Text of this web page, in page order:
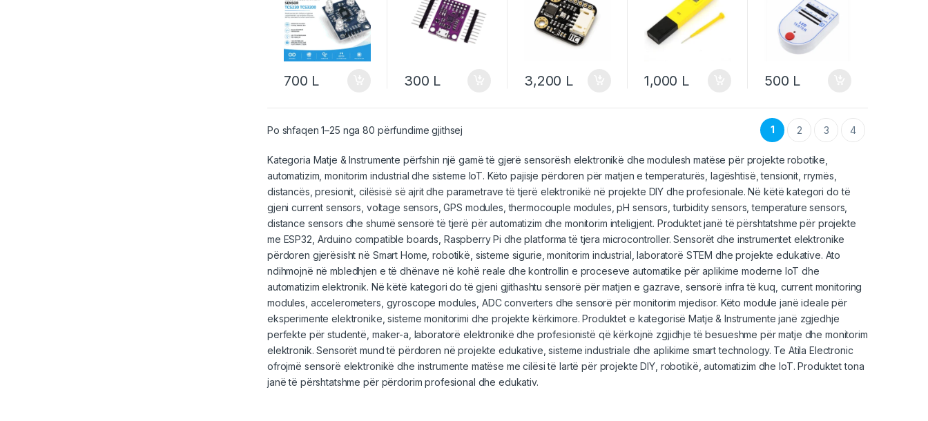
700 L 300 L
Pressure
3,200 L 1,000 L 500 L
Po shfaqen 1–25 nga 80 përfundime gjithsej 1 2 3 4
Kategoria Matje & Instrumente përfshin një gamë të gjerë sensorësh elektronikë dhe modulesh matëse për projekte robotike,
automatizim, monitorim industrial dhe sisteme IoT. Këto pajisje përdoren për matjen e temperaturës, lagështisë, tensionit, rrymës,
distancës, presionit, cilësisë së ajrit dhe parametrave të tjerë elektronikë në projekte DIY dhe profesionale. Në këtë kategori do të
gjeni current sensors, voltage sensors, GPS modules, thermocouple modules, pH sensors, turbidity sensors, temperature sensors,
distance sensors dhe shumë sensorë të tjerë për automatizim dhe monitorim inteligjent. Produktet janë të përshtatshme për projekte
me ESP32 Arduino compatible boards, Raspberry Pi dhe platforma të tjera microcontroller. Sensorët dhe instrumentet elektronike
përdoren gjerësisht në Smart Home, robotikë, sisteme sigurie, monitorim industrial, laboratorë STEM dhe projekte edukative. Ato
ndihmojnë në mbledhjen e të dhënave në kohë reale dhe kontrollin e proceseve automatike për aplikime moderne IoT dhe
automatizim elektronik. Në këtë kategori do të gjeni gjithashtu sensorë për matjen e gazrave, sensorë infra të kuq, current monitoring
modules, accelerometers, gyroscope modules, ADC converters dhe sensorë për monitorim mjedisor. Këto module janë ideale për
eksperimente elektronike, sisteme monitorimi dhe projekte kërkimore. Produktet e kategorisë Matje & Instrumente janë zgjedhje
perfekte për studentë, maker-a, laboratorë elektronikë dhe profesionistë që kërkojnë zgjidhje të besueshme për matje dhe monitorim
elektronik. Sensorët mund të përdoren në projekte edukative, sisteme industriale dhe aplikime smart technology. Te Atila Electronic
ofrojmë sensorë elektronikë dhe instrumente matëse me cilësi të lartë për projekte DIY, robotikë , automatizim dhe IoT. Produktet tona
janë të përshtatshme për përdorim profesional dhe edukativ.